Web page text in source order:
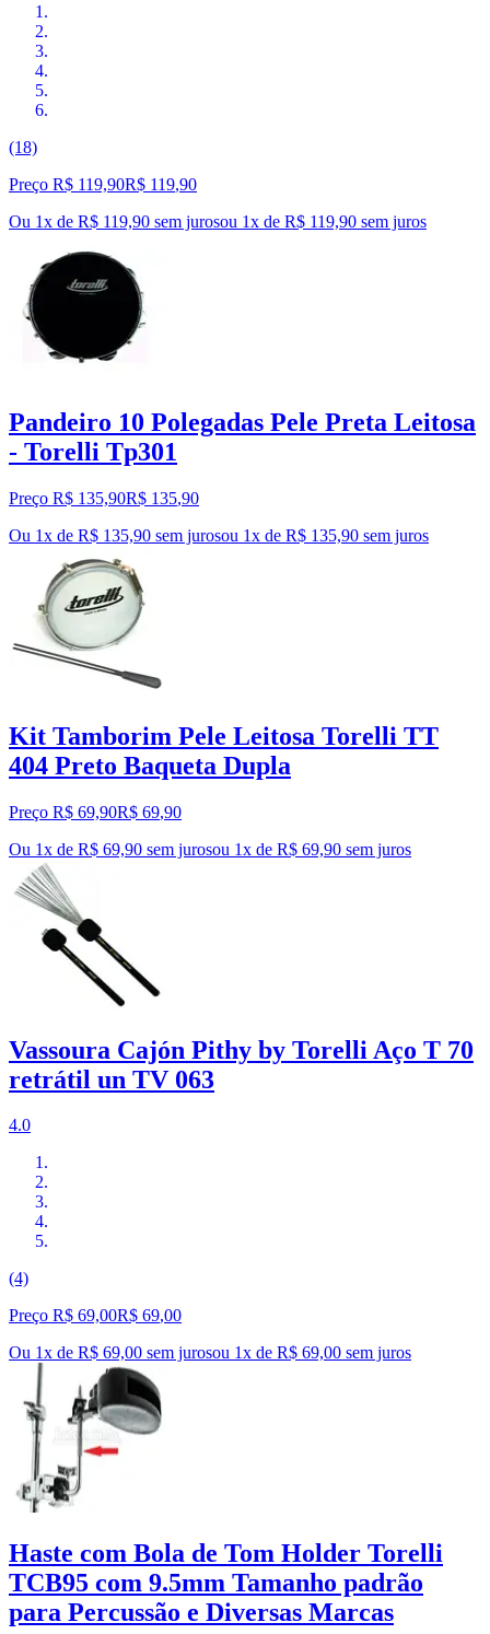
(18)
Preço R$ 119,90R$ 119,90
Ou 1x de R$ 119,90 sem jurosou 1x de R$ 119,90 sem juros
Pandeiro 10 Polegadas Pele Preta Leitosa
- Torelli Tp301
Preço R$ 135,90R$ 135,90
Ou 1x de R$ 135,90 sem jurosou 1x de R$ 135,90 sem juros
Kit Tamborim Pele Leitosa Torelli TT
404 Preto Baqueta Dupla
Preço R$ 69,90R$ 69,90
Ou 1x de R$ 69,90 sem jurosou 1x de R$ 69,90 sem juros
Vassoura Cajón Pithy by Torelli Aço T 70
retrátil un TV 063
4.0
(4)
Preço R$ 69,00R$ 69,00
Ou 1x de R$ 69,00 sem jurosou 1x de R$ 69,00 sem juros
Haste com Bola de Tom Holder Torelli
TCB95 com 9.5mm Tamanho padrão
para Percussão e Diversas Marcas